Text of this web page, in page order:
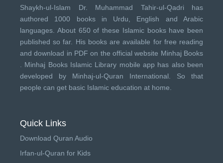
Shaykh-ul-Islam Dr. Muhammad Tahir-ul-Qadri has
authored 1000 books in Urdu, English and Arabic
languages. About 650 of these Islamic books have been
published so far. His books are available for free reading
and download in PDF on the official website Minhaj Books
Minhaj Books Islamic Library mobile app has also been
developed by Minhaj-ul-Quran International . So that
people can get basic Islamic education at home.
Quick Links
Download Quran Audio
Irfan-ul-Quran for Kids